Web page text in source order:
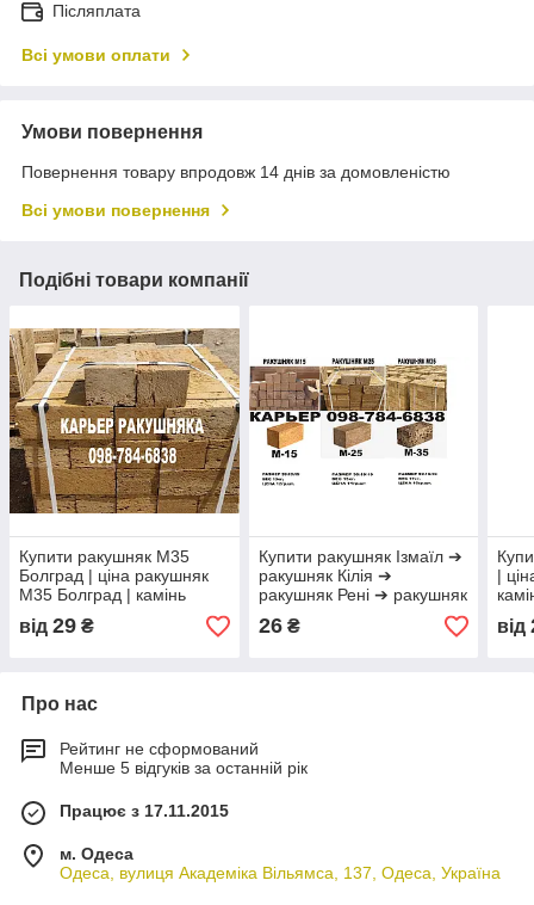
Післяплата
Всі умови оплати
Умови повернення
Повернення товару впродовж 14 днів за домовленістю
Всі умови повернення
Подібні товари компанії
Купити ракушняк М35
Болград | ціна ракушняк
М35 Болград | камінь
ракушняк М35 Болград |
блок ракушняк Болград
від 29 ₴
Купити ракушняк Ізмаїл ➔
ракушняк Кілія ➔
ракушняк Рені ➔ ракушняк
Тарутине
26₴
|
від
Про нас
Рейтинг не сформований
Менше 5 відгуків за останній рік
Працює з 17.11.2015
м. Одеса
Одеса, вулиця Академіка Вільямса, 137, Одеса, Україна